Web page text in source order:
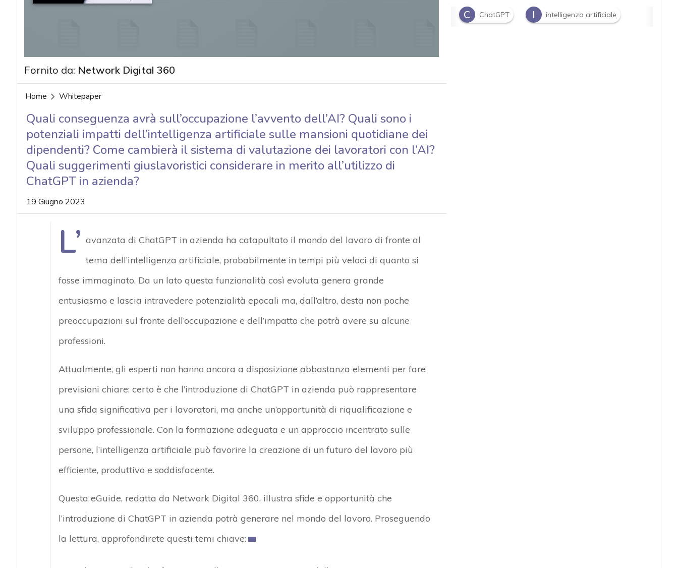
Fornito da: Network Digital 360
Home Whitepaper
Quali conseguenza avrà sull’occupazione l’avvento dell’AI? Quali sono i
potenziali impatti dell’intelligenza artificiale sulle mansioni quotidiane dei
dipendenti? Come cambierà il sistema di valutazione dei lavoratori con l’AI?
Quali suggerimenti giuslavoristici considerare in merito all’utilizzo di
ChatGPT in azienda?
19 Giugno 2023
L’ avanzata di ChatGPT in azienda ha catapultato il mondo del lavoro di fronte al
tema dell’intelligenza artificiale, probabilmente in tempi più veloci di quanto si
fosse immaginato. Da un lato questa funzionalità così evoluta genera grande
entusiasmo e lascia intravedere potenzialità epocali ma, dall’altro, desta non poche
preoccupazioni sul fronte dell’occupazione e dell’impatto che potrà avere su alcune
professioni.
Attualmente, gli esperti non hanno ancora a disposizione abbastanza elementi per fare
previsioni chiare: certo è che l’introduzione di ChatGPT in azienda può rappresentare
una sfida significativa per i lavoratori, ma anche un’opportunità di riqualificazione e
sviluppo professionale. Con la formazione adeguata e un approccio incentrato sulle
persone, l’intelligenza artificiale può favorire la creazione di un futuro del lavoro più
efficiente, produttivo e soddisfacente.
Questa eGuide, redatta da Network Digital 360, illustra sfide e opportunità che
l’introduzione di ChatGPT in azienda potrà generare nel mondo del lavoro. Proseguendo
la lettura, approfondirete questi temi chiave:
C
ChatGPT I intelligenza artificiale